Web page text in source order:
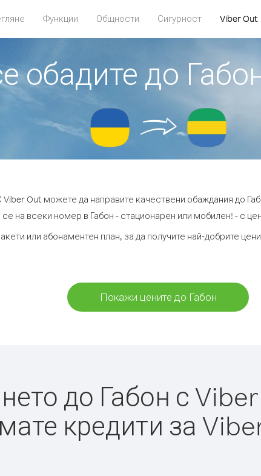
Функции Общности Сигурност Viber Out
обадите до
Viber Out можете да направите качествени обаждания до
се на всеки номер в Габон - стационарен или мобилен! - с
или абонаментен план, за да получите най-добрите
Покажи цените до Габон
до Габон с
кредити за